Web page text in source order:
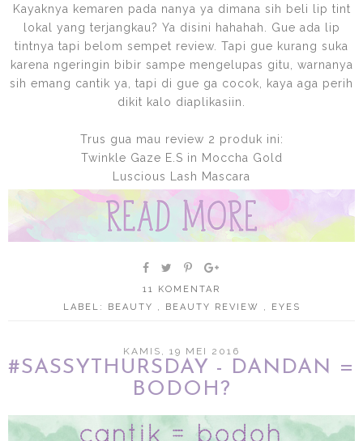
Kayaknya kemaren pada nanya ya dimana sih beli lip tint
lokal yang terjangkau? Ya disini hahahah. Gue ada lip
tintnya tapi belom sempet review. Tapi gue kurang suka
karena ngeringin bibir sampe mengelupas gitu, warnanya
sih emang cantik ya, tapi di gue ga cocok, kaya aga perih
dikit kalo diaplikasiin.
Trus gua mau review 2 produk ini:
Twinkle Gaze E.S in Moccha Gold
Luscious Lash Mascara
11 KOMENTAR
LABEL:
BEAUTY BEAUTY REVIEW EYES
KAMIS, 19 MEI 2016
#SASSYTHURSDAY - DANDAN =
BODOH?